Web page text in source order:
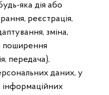
яка дія або
реєстрація,
зміна,
поширення
передача),
даних, у
інформаційних